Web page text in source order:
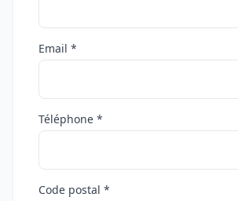
Email *
Téléphone *
Code postal *